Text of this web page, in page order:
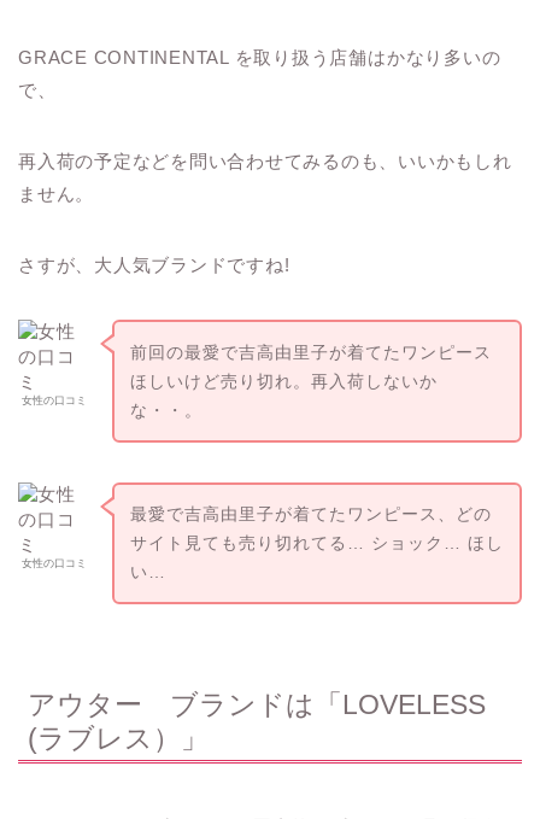
GRACE CONTINENTAL を取り扱う店舗はかなり多いの
で、
再入荷の予定などを問い合わせてみるのも、いいかもしれ
ません。
さすが、大人気ブランドですね!
女性の口コミ
前回の最愛で吉高由里子が着てたワンピース
ほしいけど売り切れ。再入荷しないか
な・・。
女性の口コミ
最愛で吉高由里子が着てたワンピース、どの
サイト見ても売り切れてる… ショック… ほし
い…
アウター ブランドは「LOVELESS
(ラブレス）」